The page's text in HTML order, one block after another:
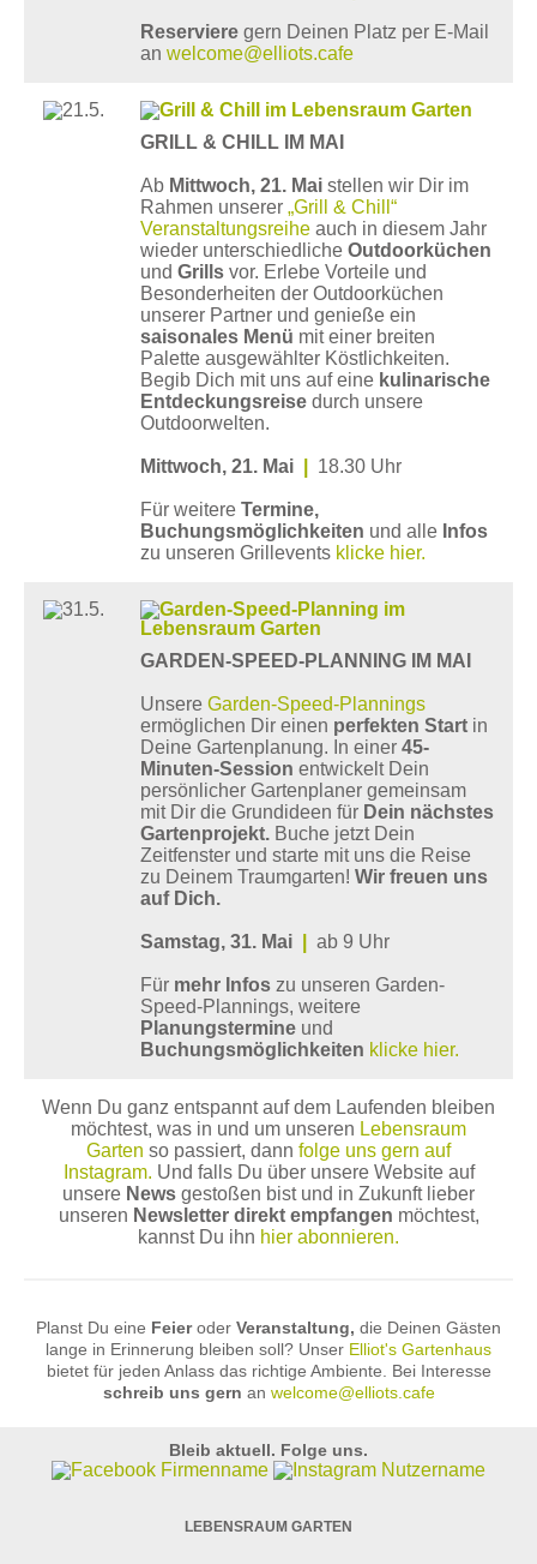
Reserviere gern Deinen Platz per E-Mail
an welcome@elliots.cafe
GRILL & CHILL IM MAI
Ab Mittwoch, 21. Mai stellen wir Dir im
Rahmen unserer „Grill & Chill“
Veranstaltungsreihe auch in diesem Jahr
wieder unterschiedliche Outdoorküchen
und Grills vor. Erlebe Vorteile und
Besonderheiten der Outdoorküchen
unserer Partner und genieße ein
saisonales Menü mit einer breiten
Palette ausgewählter Köstlichkeiten.
Begib Dich mit uns auf eine kulinarische
Entdeckungsreise durch unsere
Outdoorwelten.
Mittwoch, 21. Mai 18.30 Uhr
Für weitere Termine,
Buchungsmöglichkeiten und alle Infos
zu unseren Grillevents klicke hier.
GARDEN-SPEED-PLANNING IM MAI
Unsere Garden-Speed-Plannings
ermöglichen Dir einen perfekten Start in
Deine Gartenplanung. In einer 45-
Minuten-Session entwickelt Dein
persönlicher Gartenplaner gemeinsam
mit Dir die Grundideen für Dein nächstes
Gartenprojekt. Buche jetzt Dein
Zeitfenster und starte mit uns die Reise
zu Deinem Traumgarten! Wir freuen uns
auf Dich.
Samstag, 31. Mai ab 9 Uhr
Für mehr Infos zu unseren Garden-
Speed-Plannings, weitere
Planungstermine und
Buchungsmöglichkeiten klicke hier.
Wenn Du ganz entspannt auf dem Laufenden bleiben
möchtest, was in und um unseren Lebensraum
Garten so passiert, dann folge uns gern auf
Instagram. Und falls Du über unsere Website auf
unsere News gestoßen bist und in Zukunft lieber
unseren Newsletter direkt empfangen möchtest,
kannst Du ihn hier abonnieren.
Planst Du eine Feieroder Veranstaltung, die Deinen Gästen
lange in Erinnerung bleiben soll? Unser Elliot's Gartenhaus
bietet für jeden Anlass das richtige Ambiente. Bei Interesse
schreib uns gern an welcome@elliots.cafe
Bleib aktuell. Folge uns.
LEBENSRAUM GARTEN